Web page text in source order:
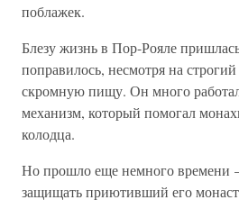
поблажек.
Блезу жизнь в Пор-Рояле
поправилось, несмотря на
скромную пищу. Он много
механизм, который помогал
колодца.
Но прошло еще немного времени
защищать приютивший его